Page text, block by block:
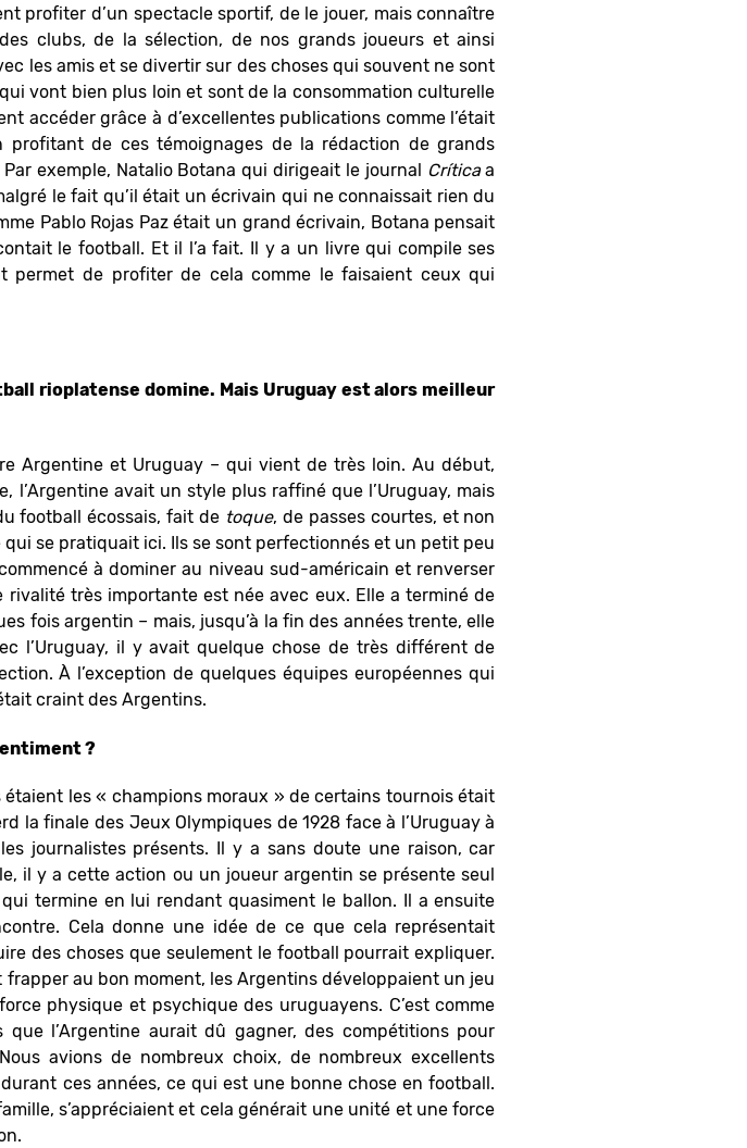
profiter d’un spectacle sportif, de le jouer, mais connaître
clubs, de la sélection, de nos grands joueurs et ainsi
les amis et se divertir sur des choses qui souvent ne sont
vont bien plus loin et sont de la consommation culturelle
accéder grâce à d’excellentes publications comme l’était
de ces témoignages de la rédaction de grands
exemple, Natalio Botana qui dirigeait le journal
Críticaa
le fait qu’il était un écrivain qui ne connaissait rien du
Pablo Rojas Paz était un grand écrivain, Botana pensait
le football. Et il l’a fait. Il y a un livre qui compile ses
permet de profiter de cela comme le faisaient ceux qui
rioplatense domine. Mais Uruguay est alors meilleur
Argentine et Uruguay – qui vient de très loin. Au début,
l’Argentine avait un style plus raffiné que l’Uruguay, mais
football écossais, fait de toque, de passes courtes, et non
se pratiquait ici. Ils se sont perfectionnés et un petit peu
à dominer au niveau sud-américain et renverser
rivalité très importante est née avec eux. Elle a terminé de
fois argentin – mais, jusqu’à la fin des années trente, elle
l’Uruguay, il y avait quelque chose de très différent de
À l’exception de quelques équipes européennes qui
craint des Argentins.
?
les « champions moraux » de certains tournois était
la finale des Jeux Olympiques de 1928 face à l’Uruguay à
journalistes présents. Il y a sans doute une raison, car
il y a cette action ou un joueur argentin se présente seul
termine en lui rendant quasiment le ballon. Il a ensuite
Cela donne une idée de ce que cela représentait
des choses que seulement le football pourrait expliquer.
au bon moment, les Argentins développaient un jeu
physique et psychique des uruguayens. C’est comme
l’Argentine aurait dû gagner, des compétitions pour
avions de nombreux choix, de nombreux excellents
ces années, ce qui est une bonne chose en football.
s’appréciaient et cela générait une unité et une force